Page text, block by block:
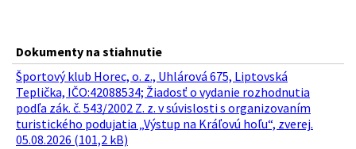
Dokumenty na stiahnutie
Športový klub Horec, o. z., Uhlárová 675, Liptovská
Teplička, IČO:42088534; Žiadosť o vydanie rozhodnutia
podľa zák. č. 543/2002 Z. z. v súvislosti s organizovaním
turistického podujatia „Výstup na Kráľovú hoľu“, zverej.
05.08.2026 (101,2 kB)